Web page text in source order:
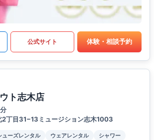
公式サイト 体験・相談予約
ト志木店
2丁目31−13ミュージション志木1003
ューズレンタル ウェアレンタル
シャワー